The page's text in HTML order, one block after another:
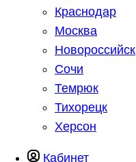
Краснодар
Москва
Новороссийск
Сочи
Темрюк
Тихорецк
Херсон
Кабинет